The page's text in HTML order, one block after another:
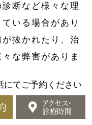
断など様々な理
いる場合があり
抜かれたり、治
な弊害がありま
にてご予約ください
アクセス・
診療時間